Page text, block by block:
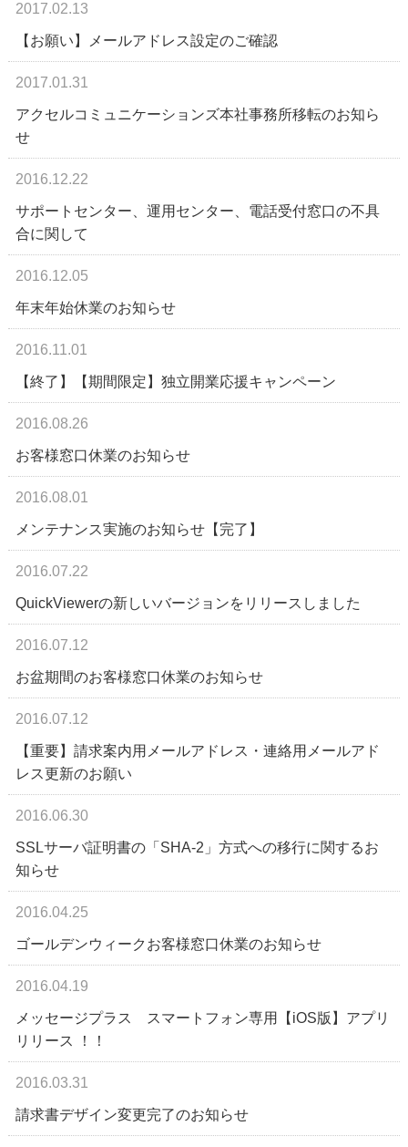
2017.02.13
【お願い】メールアドレス設定のご確認
2017.01.31
アクセルコミュニケーションズ本社事務所移転のお知ら
せ
2016.12.22
サポートセンター、運用センター、電話受付窓口の不具
合に関して
2016.12.05
年末年始休業のお知らせ
2016.11.01
【終了】【期間限定】独立開業応援キャンペーン
2016.08.26
お客様窓口休業のお知らせ
2016.08.01
メンテナンス実施のお知らせ【完了】
2016.07.22
QuickViewerの新しいバージョンをリリースしました
2016.07.12
お盆期間のお客様窓口休業のお知らせ
2016.07.12
【重要】請求案内用メールアドレス・連絡用メールアド
レス更新のお願い
2016.06.30
SSLサーバ証明書の「SHA-2」方式への移行に関するお
知らせ
2016.04.25
ゴールデンウィークお客様窓口休業のお知らせ
2016.04.19
メッセージプラス スマートフォン専用【iOS版】アプリ
リリース ！！
2016.03.31
請求書デザイン変更完了のお知らせ